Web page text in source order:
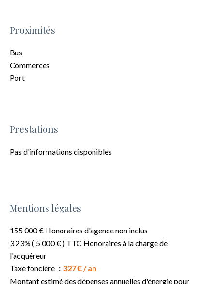
Proximités
Bus
Commerces
Port
Prestations
Pas d'informations disponibles
Mentions légales
155 000 € Honoraires d'agence non inclus
3.23% ( 5 000 € ) TTC Honoraires à la charge de
l'acquéreur
Taxe foncière
327 € / an
Montant estimé des dépenses annuelles d'énergie pour